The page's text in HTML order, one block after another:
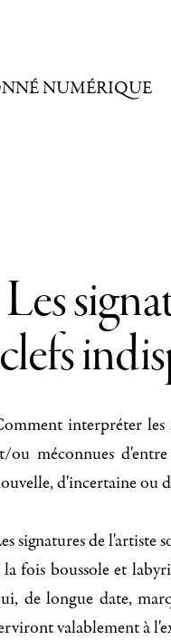
NUMÉRIQUE
Les
clefs
interpréter les
ou méconnues
d'incertaine ou
signatures de l'artiste
la fois boussole et
de longue date,
valablement à